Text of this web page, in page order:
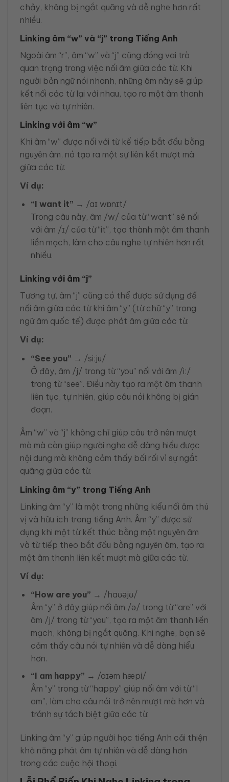
chảy, không bị ngắt quãng và dễ nghe hơn rất
nhiều.
Linking âm “w” và “j” trong Tiếng Anh
Ngoài âm “r”, âm “w” và “j” cũng đóng vai trò
quan trọng trong việc nối âm giữa các từ. Khi
người bản ngữ nói nhanh, những âm này sẽ giúp
kết nối các từ lại với nhau, tạo ra một âm thanh
liên tục và tự nhiên.
Linking với âm “w”
Khi âm “w” được nối với từ kế tiếp bắt đầu bằng
nguyên âm, nó tạo ra một sự liên kết mượt mà
giữa các từ.
Ví dụ:
“I want it” → /aɪ wɒnɪt/
Trong câu này, âm /w/ của từ “want” sẽ nối
với âm /ɪ/ của từ “it”, tạo thành một âm thanh
liền mạch, làm cho câu nghe tự nhiên hơn rất
nhiều.
Linking với âm “j”
Tương tự, âm “j” cũng có thể được sử dụng để
nối âm giữa các từ khi âm “y” (từ chữ “y” trong
ngữ âm quốc tế) được phát âm giữa các từ.
Ví dụ:
“See you” → /siːju/
Ở đây, âm /j/ trong từ “you” nối với âm /iː/
trong từ “see”. Điều này tạo ra một âm thanh
liên tục, tự nhiên, giúp câu nói không bị gián
đoạn.
Âm “w” và “j” không chỉ giúp câu trở nên mượt
mà mà còn giúp người nghe dễ dàng hiểu được
nội dung mà không cảm thấy bối rối vì sự ngắt
quãng giữa các từ.
Linking âm “y” trong Tiếng Anh
Linking âm “y” là một trong những kiểu nối âm thú
vị và hữu ích trong tiếng Anh. Âm “y” được sử
dụng khi một từ kết thúc bằng một nguyên âm
và từ tiếp theo bắt đầu bằng nguyên âm, tạo ra
một âm thanh liên kết mượt mà giữa các từ.
Ví dụ:
“How are you” → /haʊəjʊ/
Âm “y” ở đây giúp nối âm /ə/ trong từ “are” với
âm /j/ trong từ “you”, tạo ra một âm thanh liền
mạch, không bị ngắt quãng. Khi nghe, bạn sẽ
cảm thấy câu nói tự nhiên và dễ dàng hiểu
hơn.
“I am happy” → /aɪəm hæpi/
Âm “y” trong từ “happy” giúp nối âm với từ “I
am”, làm cho câu nói trở nên mượt mà hơn và
tránh sự tách biệt giữa các từ.
Linking âm “y” giúp người học tiếng Anh cải thiện
khả năng phát âm tự nhiên và dễ dàng hơn
trong các cuộc hội thoại.